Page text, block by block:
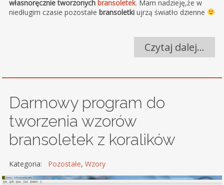
własnoręcznie tworzonych bransoletek. Mam nadzieję,że w
niedługim czasie pozostałe bransoletkiujrzą światło dzienne
Czytaj dalej…
Darmowy program do
tworzenia wzorów
bransoletek z koralików
Kategoria: Pozostałe, Wzory